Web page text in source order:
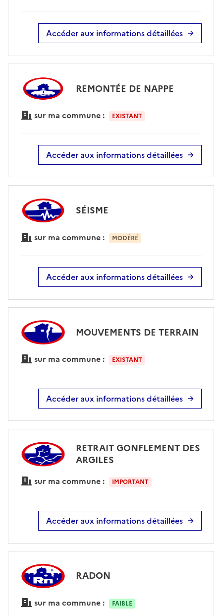
Accéder aux informations détaillées
REMONTÉE DE NAPPE
sur ma commune : EXISTANT
Accéder aux informations détaillées
SÉISME
sur ma commune : MODÉRÉ
Accéder aux informations détaillées
MOUVEMENTS DE TERRAIN
sur ma commune : EXISTANT
Accéder aux informations détaillées
RETRAIT GONFLEMENT DES
ARGILES
sur ma commune : IMPORTANT
Accéder aux informations détaillées
RADON
sur ma commune : FAIBLE